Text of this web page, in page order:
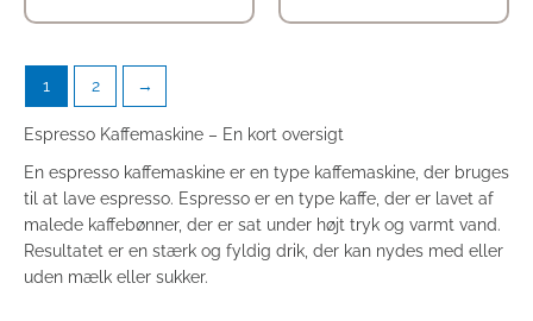
1 2 →
Espresso Kaffemaskine – En kort oversigt
En espresso kaffemaskine er en type kaffemaskine, der bruges
til at lave espresso. Espresso er en type kaffe, der er lavet af
malede kaffebønner, der er sat under højt tryk og varmt vand.
Resultatet er en stærk og fyldig drik, der kan nydes med eller
uden mælk eller sukker.